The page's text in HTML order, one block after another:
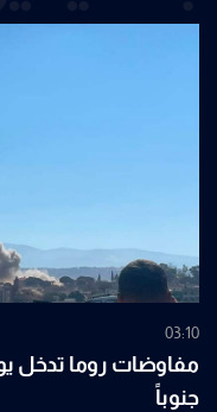
03:10
مفاوضات روما تدخل
جنوباً